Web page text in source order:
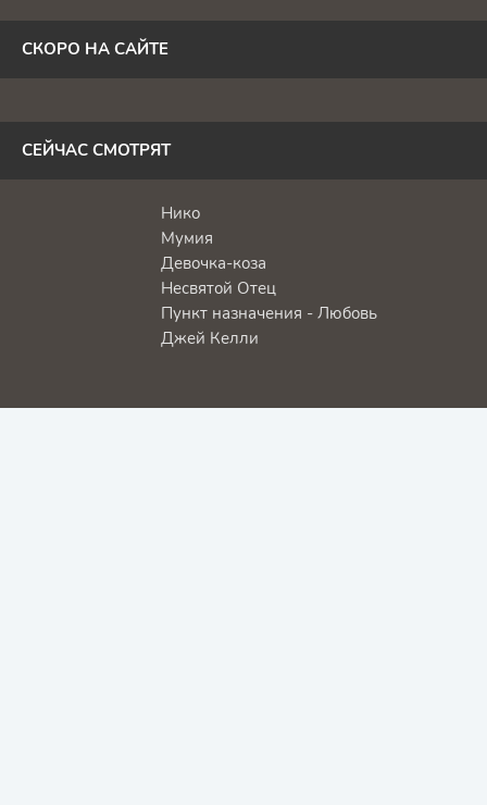
СКОРО НА САЙТЕ
СЕЙЧАС СМОТРЯТ
Нико
Мумия
Девочка-коза
Несвятой Отец
Пункт назначения - Любовь
Джей Келли